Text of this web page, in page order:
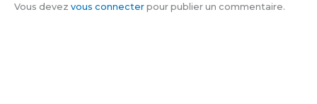
Vous devez vous connecter pour publier un commentaire.